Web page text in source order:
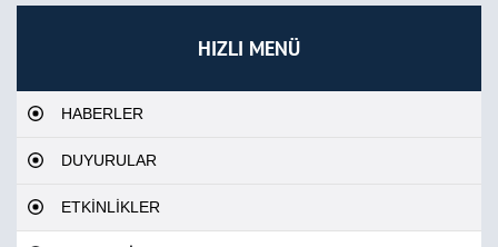
HIZLI MENÜ
HABERLER
DUYURULAR
ETKİNLİKLER